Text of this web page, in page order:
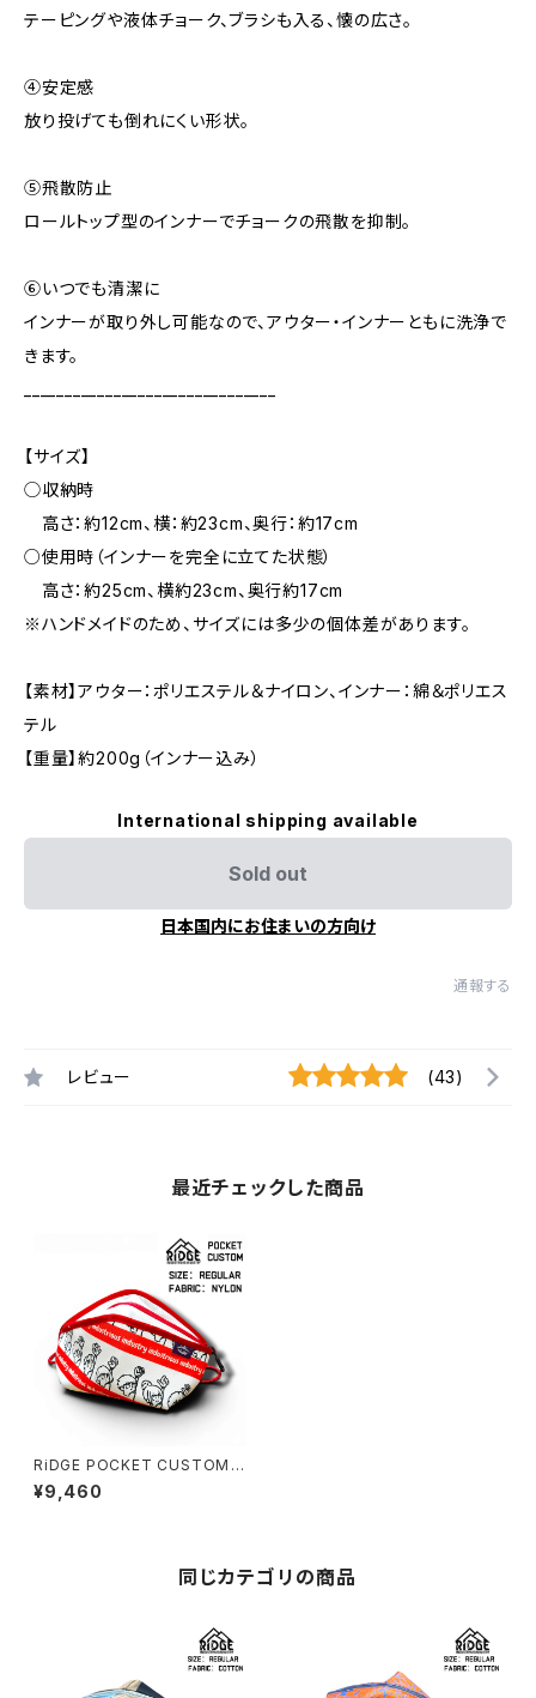
テーピングや液体チョーク、ブラシも入る、懐の広さ。
④安定感
放り投げても倒れにくい形状。
⑤飛散防止
ロールトップ型のインナーでチョークの飛散を抑制。
⑥いつでも清潔に
インナーが取り外し可能なので、アウター・インナーともに洗浄で
きます。
【サイズ】
◯収納時
高さ：約12cm、横：約23cm、奥行：約17cm
○使用時（インナーを完全に立てた状態）
高さ：約25cm、横約23cm、奥行約17cm
※ハンドメイドのため、サイズには多少の個体差があります。
【素材】アウター：ポリエステル＆ナイロン、インナー：綿＆ポリエス
テル
【重量】約200g（インナー込み）
International shipping available
Sold out
日本国内にお住まいの方向け
通報する
レビュー (43)
最近チェックした商品
RiDGE POCKET CUSTOM
(CLIMBERS)
¥9,460
同じカテゴリの商品